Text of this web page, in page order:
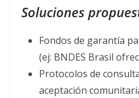
Soluciones
Fondos de garantía
(ej: BNDES Brasil
Protocolos de
aceptación